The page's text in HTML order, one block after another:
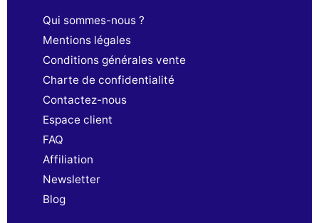
Qui sommes-nous ?
Mentions légales
Conditions générales vente
Charte de confidentialité
Contactez-nous
Espace client
FAQ
Affiliation
Newsletter
Blog